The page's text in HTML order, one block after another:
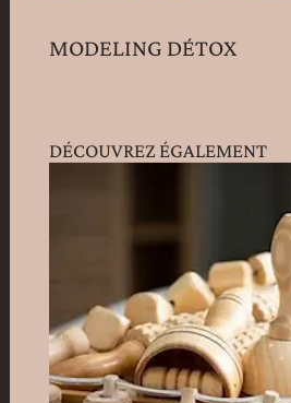
MODELING DÉTOX
DÉCOUVREZ ÉGALEMENT